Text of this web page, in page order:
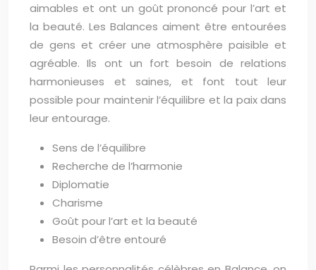
aimables et ont un goût prononcé pour l’art et
la beauté. Les Balances aiment être entourées
de gens et créer une atmosphère paisible et
agréable. Ils ont un fort besoin de relations
harmonieuses et saines, et font tout leur
possible pour maintenir l’équilibre et la paix dans
leur entourage.
Sens de l’équilibre
Recherche de l’harmonie
Diplomatie
Charisme
Goût pour l’art et la beauté
Besoin d’être entouré